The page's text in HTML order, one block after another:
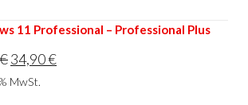
11 Professional – Professional Plus
€Ursprünglicher
Preis
34,90€Aktueller
MwSt.